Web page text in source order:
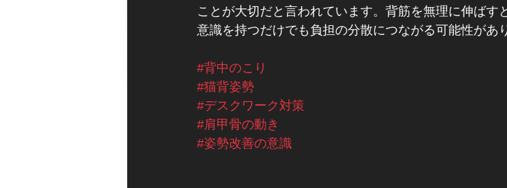
ことが大切だと言われています。背筋を無理に伸ばす
意識を持つだけでも負担の分散につながる可能性があ
#背中のこり
#猫背姿勢
#デスクワーク対策
#肩甲骨の動き
#姿勢改善の意識